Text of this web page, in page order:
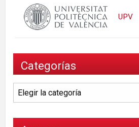
UPV
Categorías
Categorías